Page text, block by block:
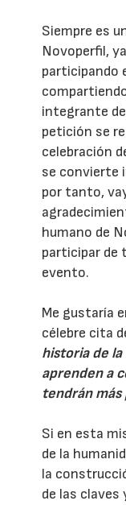
Siempre es
Novoperfil,
participando
integrante de
petición se
celebración
se convierte
por tanto,
humano de
participar de
evento.
Me gustaría
célebre cita
historia de
aprenden a
tendrán
Si en esta
de la
la
de las claves